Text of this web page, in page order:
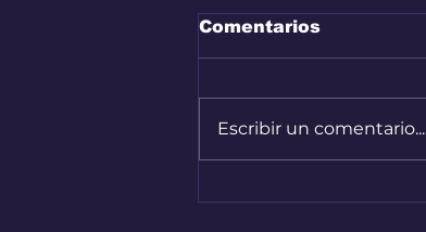
Comentarios
Escribir un comentario...